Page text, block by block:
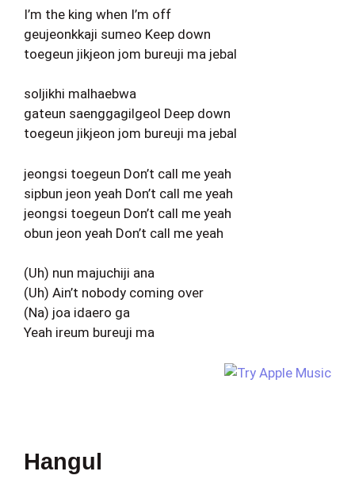
I’m the king when I’m off
geujeonkkaji sumeo Keep down
toegeun jikjeon jom bureuji ma jebal
soljikhi malhaebwa
gateun saenggagilgeol Deep down
toegeun jikjeon jom bureuji ma jebal
jeongsi toegeun Don’t call me yeah
sipbun jeon yeah Don’t call me yeah
jeongsi toegeun Don’t call me yeah
obun jeon yeah Don’t call me yeah
(Uh) nun majuchiji ana
(Uh) Ain’t nobody coming over
(Na) joa idaero ga
Yeah ireum bureuji ma
Hangul